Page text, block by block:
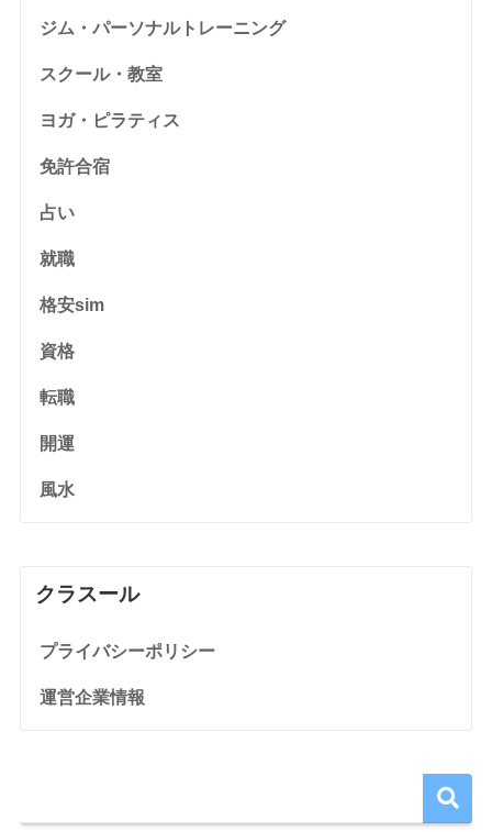
ジム・パーソナルトレーニング
スクール・教室
ヨガ・ピラティス
免許合宿
占い
就職
格安sim
資格
転職
開運
風水
クラスール
プライバシーポリシー
運営企業情報